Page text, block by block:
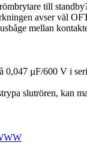
till
avser väl
mellan
0,047 µF/600 V i
slutrören, kan